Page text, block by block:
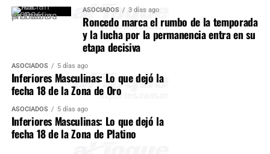
ASOCIADOS 3 días ago
Roncedo marca el rumbo de la temporada
y la lucha por la permanencia entra en su
etapa decisiva
ASOCIADOS 5 días ago
Inferiores Masculinas: Lo que dejó la
fecha 18 de la Zona de Oro
ASOCIADOS 5 días ago
Inferiores Masculinas: Lo que dejó la
fecha 18 de la Zona de Platino